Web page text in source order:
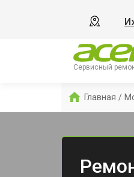
Сервисный
Главная /